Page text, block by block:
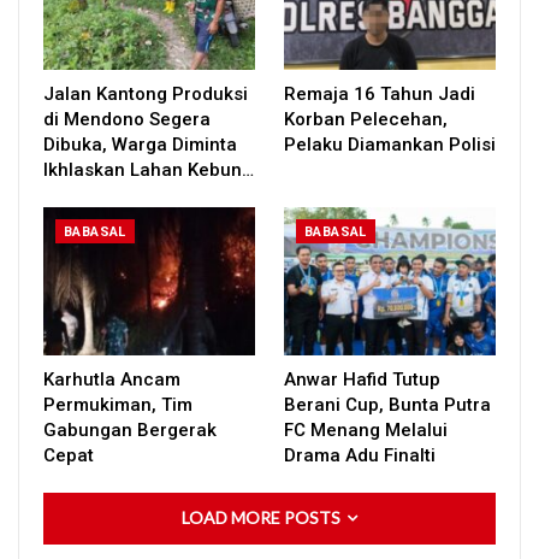
Jalan Kantong Produksi
di Mendono Segera
Dibuka, Warga Diminta
Ikhlaskan Lahan Kebun…
Remaja 16 Tahun Jadi
Korban Pelecehan,
Pelaku Diamankan Polisi
BABASAL
Karhutla Ancam
Permukiman, Tim
Gabungan Bergerak
Cepat
BABASAL
Anwar Hafid Tutup
Berani Cup, Bunta Putra
FC Menang Melalui
Drama Adu Finalti
LOAD MORE POSTS